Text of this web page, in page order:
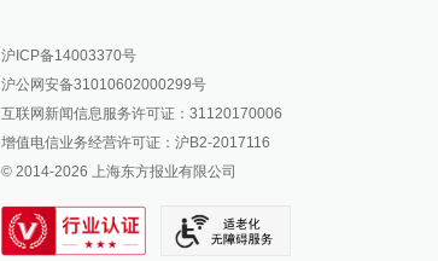
澎湃新闻公众号
澎湃新闻抖音号
派生万物开放平台
IP SHANGHAI
SIXTH TONE
报料邮箱: news@thepaper.cn
沪ICP备14003370号
沪公网安备31010602000299号
互联网新闻信息服务许可证：31120170006
增值电信业务经营许可证：沪B2-2017116
© 2014-2026 上海东方报业有限公司